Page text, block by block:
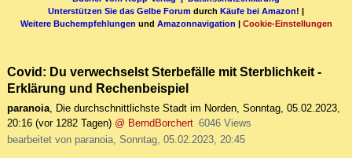
Unterstützen Sie das Gelbe Forum durch Käufe bei Amazon! |
Weitere Buchempfehlungen und Amazonnavigation | Cookie-Einstellungen
Covid: Du verwechselst Sterbefälle mit Sterblichkeit -
Erklärung und Rechenbeispiel
paranoia, Die durchschnittlichste Stadt im Norden, Sonntag, 05.02.2023,
20:16 (vor 1282 Tagen) @ BerndBorchert 6046 Views
bearbeitet von paranoia, Sonntag, 05.02.2023, 20:45